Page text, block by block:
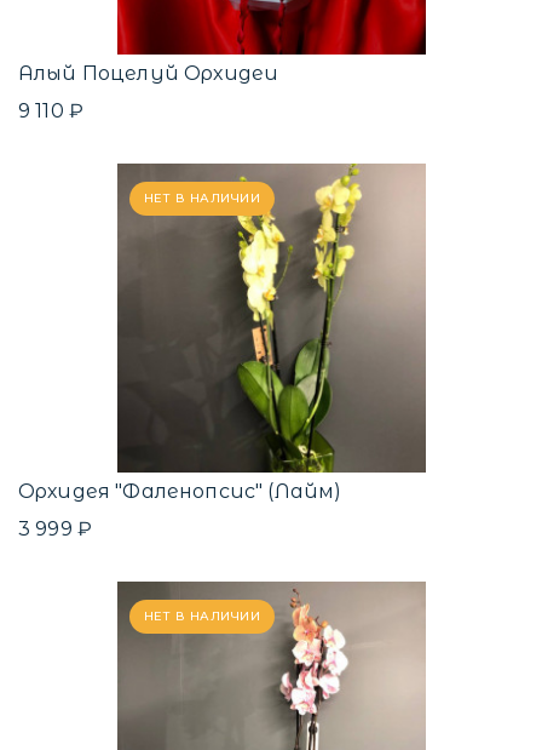
Алый Поцелуй Орхидеи
9 110 ₽
НЕТ В НАЛИЧИИ
Орхидея "Фаленопсис" (Лайм)
3 999 ₽
НЕТ В НАЛИЧИИ